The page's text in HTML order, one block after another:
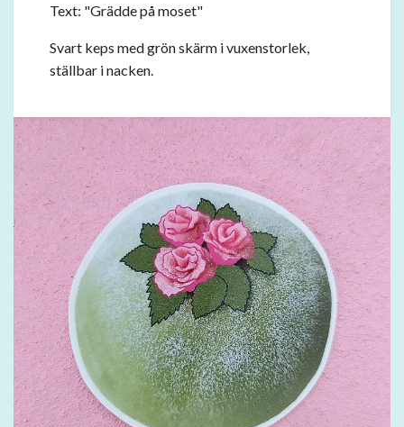
Text: "Grädde på moset"
Svart keps med grön skärm i vuxenstorlek,
ställbar i nacken.